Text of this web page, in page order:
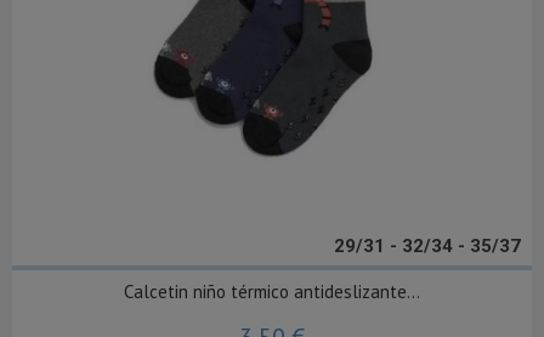
29/31 - 32/34 - 35/37
Calcetin niño térmico antideslizante...